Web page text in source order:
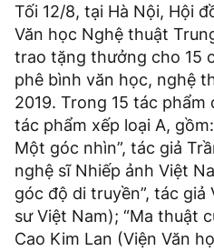
Tối 12/8, tại Hà Nội, Hội
Văn học Nghệ thuật
trao tặng thưởng cho 15
phê bình văn học, nghệ
2019. Trong 15 tác
tác phẩm xếp loại A,
Một góc nhìn”, tác giả
nghệ sĩ Nhiếp ảnh Việt
góc độ di truyền”, tác giả
sư Việt Nam); “Ma thuật
Cao Kim Lan (Viện Văn